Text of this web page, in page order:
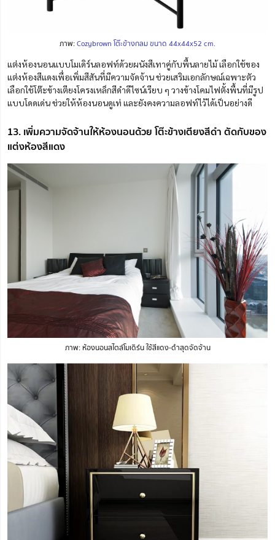
ภาพ:Cozybrown โต๊ะข้างกลม ขนาด 44x44x52 cm.
แต่งห้องนอนแบบโมเดิร์นลอฟท์ด้วยผนังสีเทาคู่กับพื้นลายไม้ เลือกใช้ของ
แต่งห้องสีแดงเพื่อเพิ่มสีสันที่มีความจัดจ้าน ช่วยเสริมเอกลักษณ์เฉพาะตัว
เลือกใช้โต๊ะข้างเตียงโครงเหล็กสีดำดีไซน์เรียบ ๆ วางข้างโคมไฟตั้งพื้นที่มีรูป
แบบโดดเด่น ช่วยให้ห้องนอนดูเท่ และยังคงความลอฟท์ไว้ได้เป็นอย่างดี
13. เพิ่มความจัดจ้านให้ห้องนอนด้วย โต๊ะข้างเตียงสีดำ ตัดกับของ
แต่งห้องสีแดง
ภาพ: ห้องนอนสไตล์โมเดิร์น ใช้สีแดง-ดำสุดจัดจ้าน